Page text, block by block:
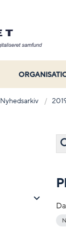
Nyhedsarkiv